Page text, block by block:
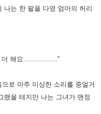
나는 한 팔을 다영 엄마의 허리
더 해요................."
로 아주 이상한 소리를 중얼거
랬을 테지만 나는 그녀가 맨정